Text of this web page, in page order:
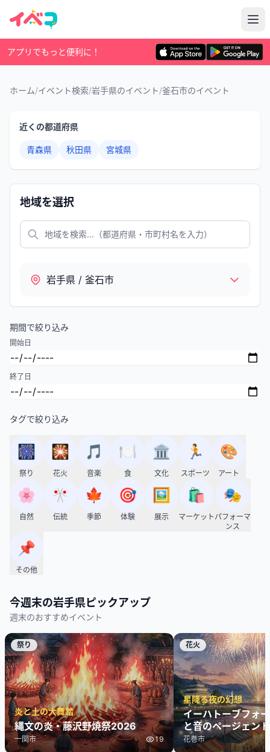
アプリでもっと便利に！
ホーム/イベント検索/岩手県のイベント/釜石市のイベント
近くの都道府県
青森県 秋田県 宮城県
地域を選択
岩手県 / 釜石市
期間で絞り込み
開始日
終了日
タグで絞り込み
🎆
祭り
🎇
花火
🎵
音楽
🍽️
食
🏛️
文化
🏃
スポーツ
🎨
アート
🌸
自然
🎌
伝統
🍁
季節
🎯
体験
🖼️
展示
🛍️
マーケット
🎭
パフォーマ
ンス
📌
その他
今週末の岩手県 ピックアップ
週末のおすすめイベント
祭り
炎と土の大舞踏
縄文の炎・藤沢野焼祭2026
一関市 19
花火
星降る夜の幻想
イーハトーブフォ
と音のページェン
ジー
花巻市